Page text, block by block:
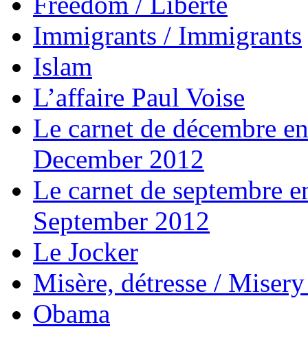
Immigrants / Immigrants
Islam
L’affaire Paul Voise
Le carnet de décembre
December 2012
Le carnet de septembre
September 2012
Le Jocker
Misère, détresse /
Obama